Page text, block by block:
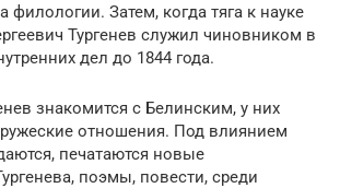
филологии. Затем, когда тяга к науке
Тургенев служил чиновником в
дел до 1844 года.
знакомится с Белинским, у них
отношения. Под влиянием
печатаются новые
поэмы, повести, среди